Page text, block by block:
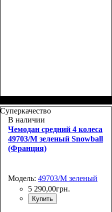
Суперкачество
В наличии
Чемодан средний 4 колеса
49703/M зеленый Snowball
(Франция)
Модель: 49703/M зеленый
5 290,00грн.
Купить